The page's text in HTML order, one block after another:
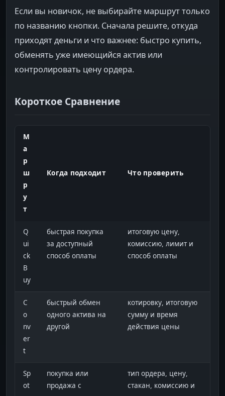
Если вы новичок, не выбирайте маршрут только
по названию кнопки. Сначала решите, откуда
приходят деньги и что важнее: быстро купить,
обменять уже имеющийся актив или
контролировать цену ордера.
Короткое Сравнение
М
а
р
ш
р
у
т
Когда подходит Что проверить
Q
ui
ck
B
uy
быстрая покупка
за доступный
способ оплаты
итоговую цену,
комиссию, лимит и
способ оплаты
C
o
nv
er
t
быстрый обмен
одного актива на
другой
котировку, итоговую
сумму и время
действия цены
Sp
ot
покупка или
продажа с
тип ордера, цену,
стакан, комиссию и